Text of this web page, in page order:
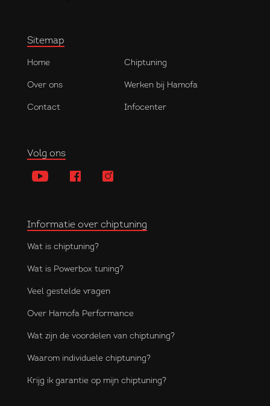
Sitemap
Home Chiptuning
Over ons Werken bij Hamofa
Contact Infocenter
Volg ons
Informatie over chiptuning
Wat is chiptuning?
Wat is Powerbox tuning?
Veel gestelde vragen
Over Hamofa Performance
Wat zijn de voordelen van chiptuning?
Waarom individuele chiptuning?
Krijg ik garantie op mijn chiptuning?